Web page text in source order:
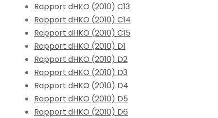
Rapport dHKO (2010) C13
Rapport dHKO (2010) C14
Rapport dHKO (2010) C15
Rapport dHKO (2010) D1
Rapport dHKO (2010) D2
Rapport dHKO (2010) D3
Rapport dHKO (2010) D4
Rapport dHKO (2010) D5
Rapport dHKO (2010) D6